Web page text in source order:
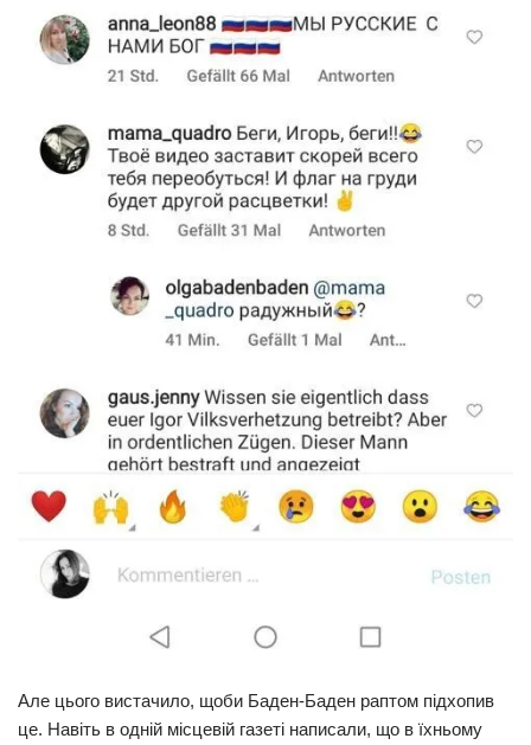
Але цього вистачило, щоби Баден-Баден раптом підхопив
це. Навіть в одній місцевій газеті написали, що в їхньому